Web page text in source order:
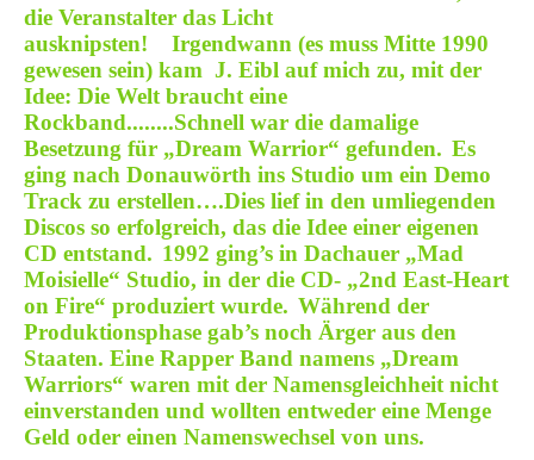
die Veranstalter das Licht
ausknipsten!
Irgendwann (es muss Mitte 1990
gewesen sein) kam J. Eibl auf mich zu, mit der
Idee: Die Welt braucht eine
Rockband........Schnell war die damalige
Besetzung für „Dream Warrior“ gefunden. Es
ging nach Donauwörth ins Studio um ein Demo
Track zu erstellen….Dies lief in den umliegenden
Discos so erfolgreich, das die Idee einer eigenen
CD entstand. 1992 ging’s in Dachauer „Mad
Moisielle“ Studio, in der die CD- „2nd East-Heart
on Fire“ produziert wurde. Während der
Produktionsphase gab’s noch Ärger aus den
Staaten. Eine Rapper Band namens „Dream
Warriors“ waren mit der Namensgleichheit nicht
einverstanden und wollten entweder eine Menge
Geld oder einen Namenswechsel von uns.